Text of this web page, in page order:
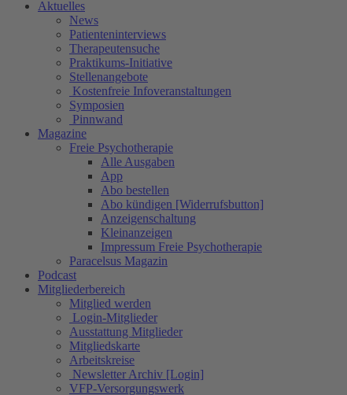
Aktuelles
News
Patienteninterviews
Therapeutensuche
Praktikums-Initiative
Stellenangebote
Kostenfreie Infoveranstaltungen
Symposien
Pinnwand
Magazine
Freie Psychotherapie
Alle Ausgaben
App
Abo bestellen
Abo kündigen [Widerrufsbutton]
Anzeigenschaltung
Kleinanzeigen
Impressum Freie Psychotherapie
Paracelsus Magazin
Podcast
Mitgliederbereich
Mitglied werden
Login-Mitglieder
Ausstattung Mitglieder
Mitgliedskarte
Arbeitskreise
Newsletter Archiv [Login]
VFP-Versorgungswerk